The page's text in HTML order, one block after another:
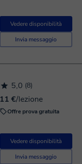
Vedere disponibilità
Invia messaggio
5,0 (8)
11 €/lezione
Offre prova gratuita
Vedere disponibilità
Invia messaggio